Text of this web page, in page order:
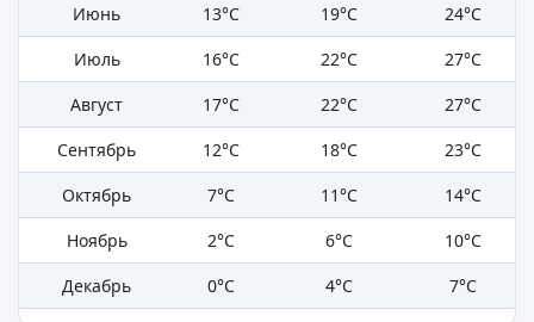
Июнь
13°C 19°C
24°C
Июль
16°C 22°C
27°C
Август
17°C 22°C
27°C
Сентябрь
12°C 18°C
23°C
Октябрь
7°C 11°C
14°C
Ноябрь
2°C 6°C
10°C
Декабрь
0°C 4°C 7°C